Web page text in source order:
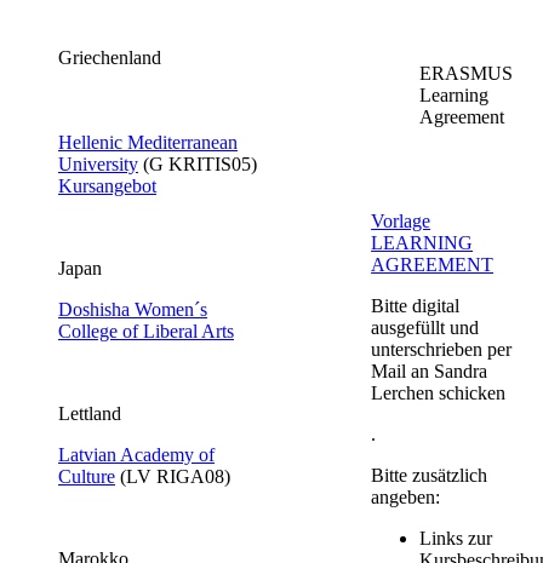
Griechenland
Hellenic Mediterranean
University​ ​(G KRITIS05​)
Kursangebot​
Japan
Doshisha Women´s
College of Liberal Arts
​Lettland
Latvian Academy of
Culture​ (LV RIGA08​)​
ERASMUS
Learning
Agreement
Vorlage
LEARNING
AGREEMENT​
Bitte digital
ausgefüllt und
unterschrieben per
Mail an Sandra
Lerchen schicken
.
Bitte zusätzlich
angeben:
Links zur